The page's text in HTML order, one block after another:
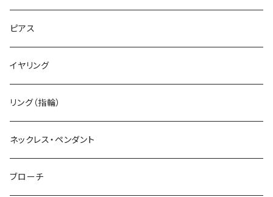
ピアス
イヤリング
リング（指輪）
ネックレス・ペンダント
ブローチ